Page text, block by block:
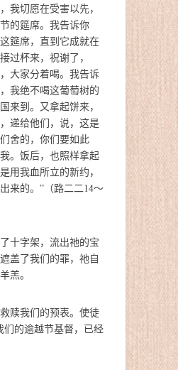
我切愿在受害以先，
的筵席。我告诉你
筵席，直到它成就在
过杯来，祝谢了，
大家分着喝。我告诉
我绝不喝这葡萄树的
来到。又拿起饼来，
递给他们，说，这是
舍的，你们要如此
。饭后，也照样拿起
用我血所立的新约，
来的。”（路二二14～
十字架，流出祂的宝
盖了我们的罪，祂自
羔。
赎我们的预表。使徒
们的逾越节基督，已经